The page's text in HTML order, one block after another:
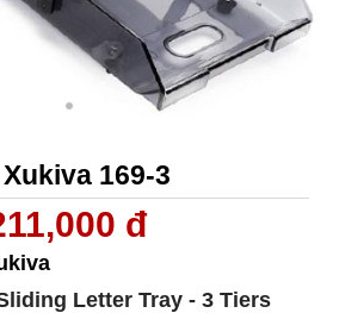
169-3
đ
Letter Tray - 3 Tiers